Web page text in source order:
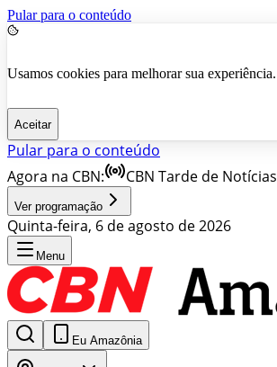
Pular para o conteúdo
Usamos cookies para melhorar sua experiência.
Aceitar
Pular para o conteúdo
Agora na CBN:
CBN Tarde de Notícias
Ver programação
Quinta-feira, 6 de agosto de 2026
Menu
Eu Amazônia